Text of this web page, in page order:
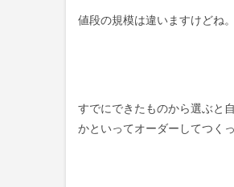
値段の規模は違いますけどね。
すでにできたものから選ぶと
かといってオーダーしてつく